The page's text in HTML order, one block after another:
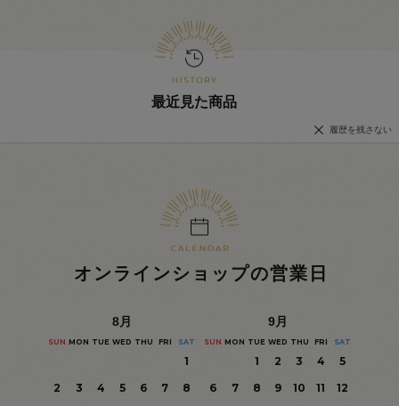
最近見た商品
履歴を残さない
オンラインショップの営業日
8月
SUN MON TUE WED THU FRI SAT
1
2
3 4 5 6 7
8
9月
SUN MON TUE WED THU FRI SAT
1 2 3 4
5
6
7 8 9 10 11
12